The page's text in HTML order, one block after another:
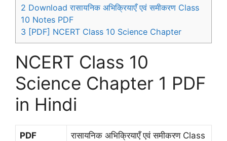
2 Download रासायनिक अभिक्रियाएँ एवं समीकरण Class
10 Notes PDF
3 [PDF] NCERT Class 10 Science Chapter
NCERT Class 10
Science Chapter 1 PDF
in Hindi
PDF
रासायनिक अभिक्रियाएँ एवं समीकरण Class